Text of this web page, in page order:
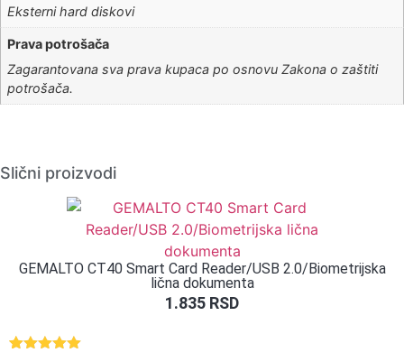
Eksterni hard diskovi
Prava potrošača
Zagarantovana sva prava kupaca po osnovu Zakona o zaštiti
potrošača.
Slični proizvodi
GEMALTO CT40 Smart Card Reader/USB 2.0/Biometrijska
lična dokumenta
1.835 RSD